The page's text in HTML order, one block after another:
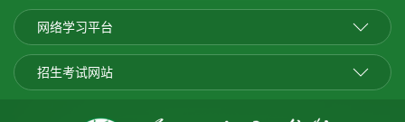
网络学习平台
招生考试网站